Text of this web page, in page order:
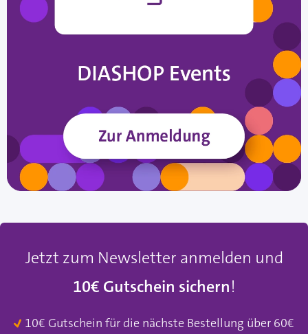
Jetzt zum Newsletter anmelden und
10€ Gutschein sichern!
10€ Gutschein für die nächste Bestellung über 60€